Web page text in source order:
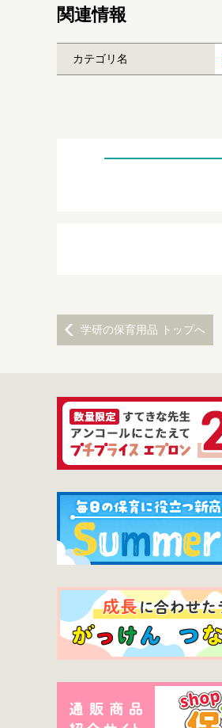
関連情報
カテゴリ名
学研の保育用品 トップへ